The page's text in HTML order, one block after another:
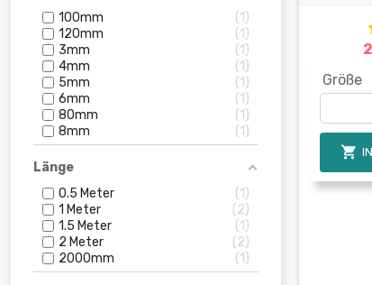
100mm
1
120mm
1
3mm
1
4mm
1
5mm
1
6mm
1
80mm
1
8mm
1
Länge
0.5 Meter
1
1 Meter
2
1.5 Meter
1
2 Meter
2
2000mm
1
Größe
